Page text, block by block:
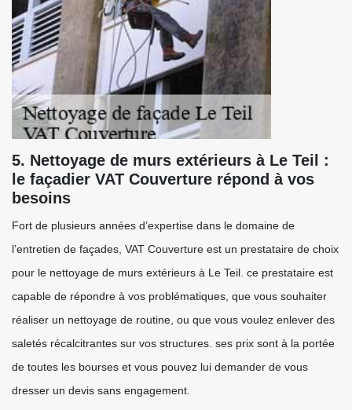
5. Nettoyage de murs extérieurs à Le Teil :
le façadier VAT Couverture répond à vos
besoins
Fort de plusieurs années d’expertise dans le domaine de
l’entretien de façades, VAT Couverture est un prestataire de choix
pour le nettoyage de murs extérieurs à Le Teil. ce prestataire est
capable de répondre à vos problématiques, que vous souhaiter
réaliser un nettoyage de routine, ou que vous voulez enlever des
saletés récalcitrantes sur vos structures. ses prix sont à la portée
de toutes les bourses et vous pouvez lui demander de vous
dresser un devis sans engagement.